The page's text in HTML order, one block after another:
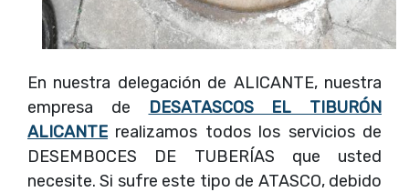
En nuestra delegación de ALICANTE, nuestra
empresa de
DESATASCOS EL TIBURÓN
ALICANTE realizamos todos los servicios de
DESEMBOCES DE TUBERÍAS que usted
necesite. Si sufre este tipo de ATASCO, debido